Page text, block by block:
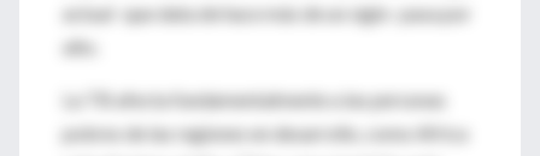
actual -que data de hace más de un siglo- pasa por
alto.
La TB afecta fundamentalmente a las personas
pobres de las regiones en desarrollo, como Africa